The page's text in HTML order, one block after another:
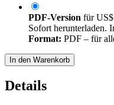
PDF-Version für
Sofort herunterladen.
Format: PDF – für
In den Warenkorb
Details